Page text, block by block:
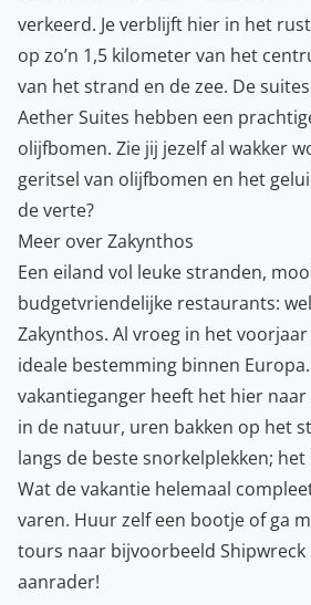
verkeerd. Je verblijft hier in het
op zo’n 1,5 kilometer van het
van het strand en de zee. De suites
Aether Suites hebben een
olijfbomen. Zie jij jezelf al wakker
geritsel van olijfbomen en het
de verte?
Meer over Zakynthos
Een eiland vol leuke stranden,
budgetvriendelijke restaurants:
Zakynthos. Al vroeg in het
ideale bestemming binnen
vakantieganger heeft het hier naar
in de natuur, uren bakken op het
langs de beste snorkelplekken;
Wat de vakantie helemaal
varen. Huur zelf een bootje of ga
tours naar bijvoorbeeld Shipwreck
aanrader!